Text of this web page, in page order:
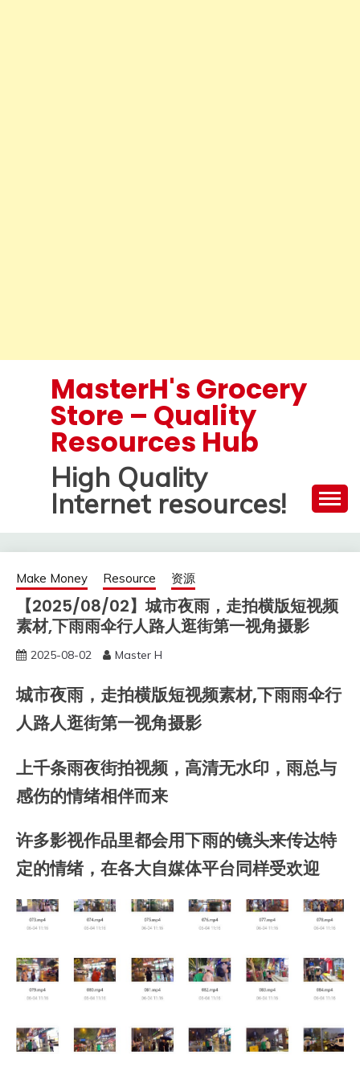
MasterH's Grocery
Store – Quality
Resources Hub
High Quality
Internet resources!
Make Money Resource 资源
【2025/08/02】城市夜雨，走拍横版短视频
素材,下雨雨伞行人路人逛街第一视角摄影
2025-08-02 Master H
城市夜雨，走拍横版短视频素材,下雨雨伞行
人路人逛街第一视角摄影
上千条雨夜街拍视频，高清无水印，雨总与
感伤的情绪相伴而来
许多影视作品里都会用下雨的镜头来传达特
定的情绪，在各大自媒体平台同样受欢迎